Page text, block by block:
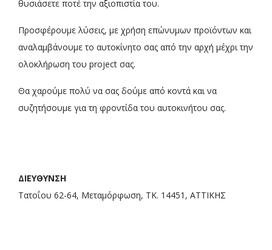
θυσιάσετε ποτέ την αξιοπιστία του.
Προσφέρουμε λύσεις, με χρήση επώνυμων προϊόντων και
αναλαμβάνουμε το αυτοκίνητο σας από την αρχή μέχρι την
ολοκλήρωση του project σας.
Θα χαρούμε πολύ να σας δούμε από κοντά και να
συζητήσουμε για τη φροντίδα του αυτοκινήτου σας.
ΔΙΕΥΘΥΝΣΗ
Τατοΐου 62-64, Μεταμόρφωση, ΤΚ. 14451, ΑΤΤΙΚΗΣ